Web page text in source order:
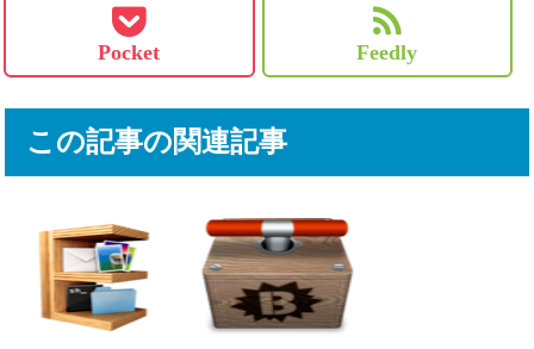
Pocket Feedly
この記事の関連記事